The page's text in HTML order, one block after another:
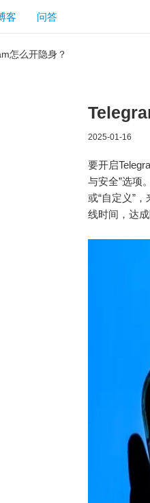
客 问答
怎么开隐身？
2025-01-16
要开启
与安全”选项
或“自定义”
线时间，达成